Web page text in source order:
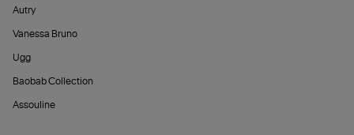
Autry
Vanessa Bruno
Ugg
Baobab Collection
Assouline